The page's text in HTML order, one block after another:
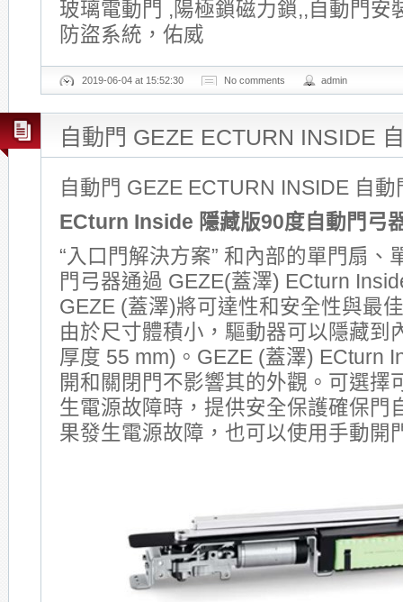
玻璃電動門 ,陽極鎖磁力鎖,,自動門安
防盜系統，佑威
2019-06-04 at 15:52:30 No comments admin
自動門 GEZE ECTURN INSIDE
自動門 GEZE ECTURN INSIDE 自動
ECturn Inside 隱藏版90度自動門弓
“入口門解決方案” 和內部的單門扇、
門弓器通過 GEZE(蓋澤) ECturn
GEZE (蓋澤)將可達性和安全性與最
由於尺寸體積小，驅動器可以隱藏到
厚度 55 mm)。GEZE (蓋澤) ECturn
開和關閉門不影響其的外觀。可選擇
生電源故障時，提供安全保護確保門
果發生電源故障，也可以使用手動開